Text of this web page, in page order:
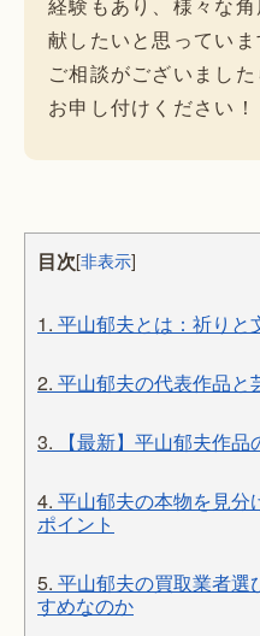
献したいと思ってい
ご相談がございまし
お申し付けください！
目次[非表示]
1. 平山郁夫とは：祈りと
2. 平山郁夫の代表作品と
3. 【最新】平山郁夫作
4. 平山郁夫の本物を見分
ポイント
5. 平山郁夫の買取業者選
すめなのか